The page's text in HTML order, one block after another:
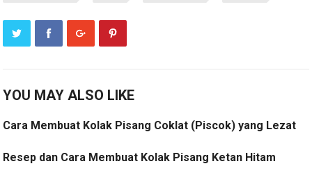
YOU MAY ALSO LIKE
Cara Membuat Kolak Pisang Coklat (Piscok) yang Lezat
Resep dan Cara Membuat Kolak Pisang Ketan Hitam